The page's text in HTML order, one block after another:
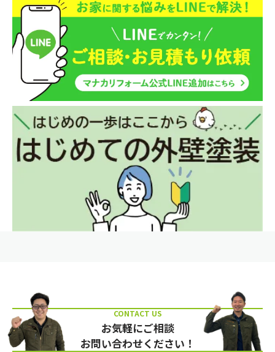
お気軽にご相談
お問い合わせください！